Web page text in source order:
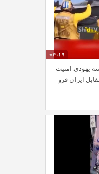
03:19
یهودی امنیت
ایران فرو